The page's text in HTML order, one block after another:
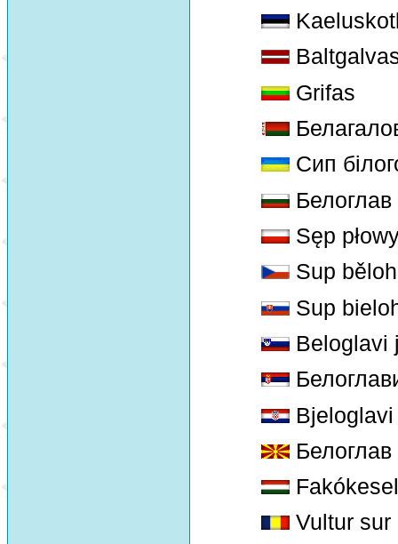
Grifas
Сип
Sęp
Sup
Sup
Beloglavi
Vultur sur